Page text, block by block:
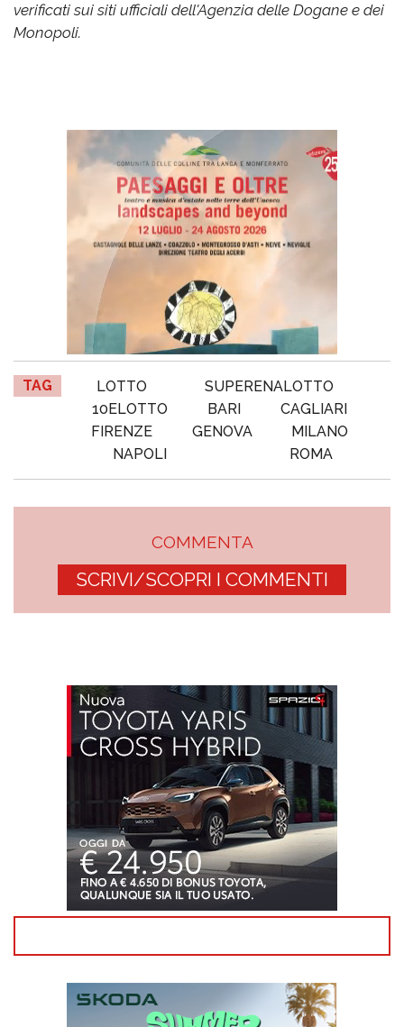
verificati sui siti ufficiali dell'Agenzia delle Dogane e dei
Monopoli.
TAG LOTTO
SUPERENALOTTO
10ELOTTO
BARI
CAGLIARI
FIRENZE
GENOVA
MILANO
NAPOLI
ROMA
COMMENTA
SCRIVI/SCOPRI I COMMENTI